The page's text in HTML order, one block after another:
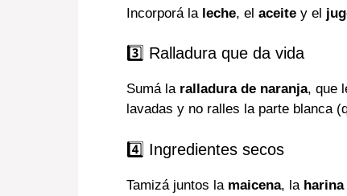
Incorporá la leche, el aceite y el
3️⃣ Ralladura que da vida
Sumá la ralladura de naranja, que
lavadas y no ralles la parte blanca
4️⃣ Ingredientes secos
Tamizá juntos la maicena, la harina